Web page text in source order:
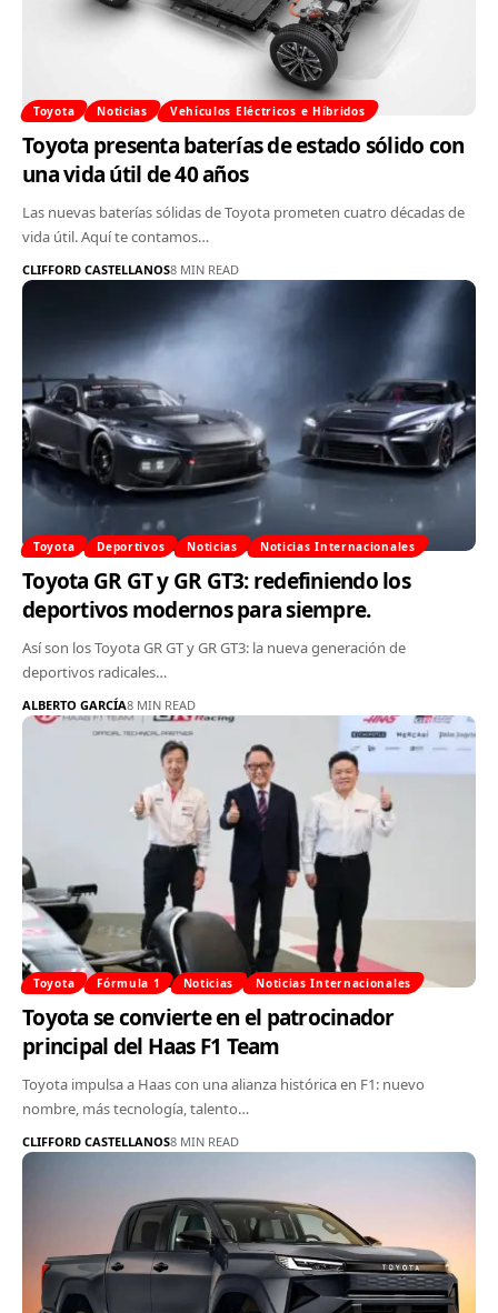
Toyota Noticias Vehículos Eléctricos e Híbridos
Toyota presenta baterías de estado sólido con
una vida útil de 40 años
Las nuevas baterías sólidas de Toyota prometen cuatro décadas de
vida útil. Aquí te contamos…
CLIFFORD CASTELLANOS8 MIN READ
Toyota Deportivos Noticias Noticias Internacionales
Toyota GR GT y GR GT3: redefiniendo los
deportivos modernos para siempre.
Así son los Toyota GR GT y GR GT3: la nueva generación de
deportivos radicales…
ALBERTO GARCÍA8 MIN READ
Toyota Fórmula 1 Noticias Noticias Internacionales
Toyota se convierte en el patrocinador
principal del Haas F1 Team
Toyota impulsa a Haas con una alianza histórica en F1: nuevo
nombre, más tecnología, talento…
CLIFFORD CASTELLANOS8 MIN READ